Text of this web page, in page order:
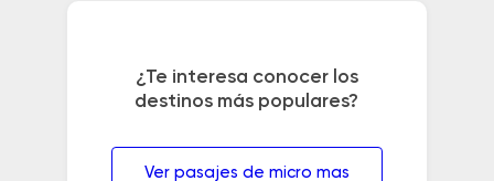
¿Te interesa conocer los
destinos más populares?
Ver pasajes de micro mas